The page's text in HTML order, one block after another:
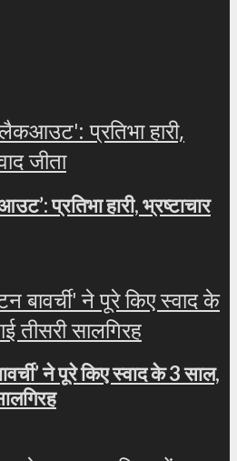
प्रतिभा हारी, भ्रष्टाचार
ने पूरे किए स्वाद के 3 साल,